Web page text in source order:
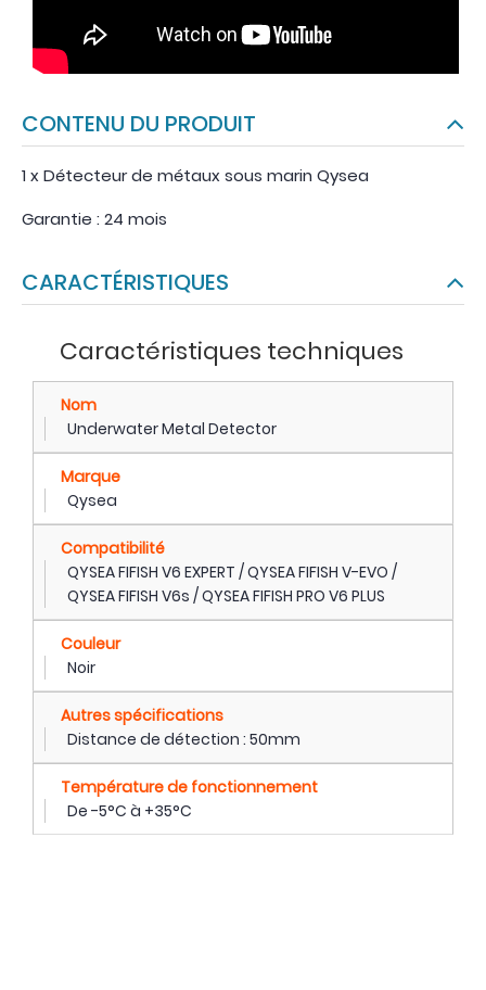
CONTENU DU PRODUIT
1 x Détecteur de métaux sous marin Qysea
Garantie : 24 mois
CARACTÉRISTIQUES
Caractéristiques techniques
Nom
Underwater Metal Detector
Marque
Qysea
Compatibilité
QYSEA FIFISH V6 EXPERT / QYSEA FIFISH V-EVO /
QYSEA FIFISH V6s / QYSEA FIFISH PRO V6 PLUS
Couleur
Noir
Autres spécifications
Distance de détection : 50mm
Température de fonctionnement
De -5°C à +35°C